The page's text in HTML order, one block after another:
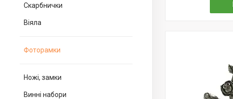
Скарбнички
Віяла
Фоторамки
Ножі, замки
Винні набори